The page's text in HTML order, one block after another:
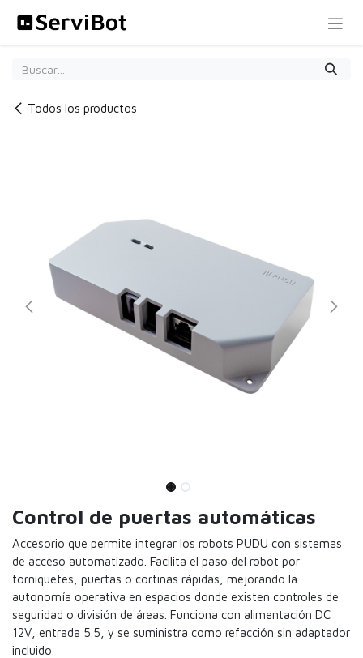
Todos los productos
Control de puertas automáticas
Accesorio que permite integrar los robots PUDU con sistemas
de acceso automatizado. Facilita el paso del robot por
torniquetes, puertas o cortinas rápidas, mejorando la
autonomía operativa en espacios donde existen controles de
seguridad o división de áreas. Funciona con alimentación DC
12V, entrada 5.5, y se suministra como refacción sin adaptador
incluido.